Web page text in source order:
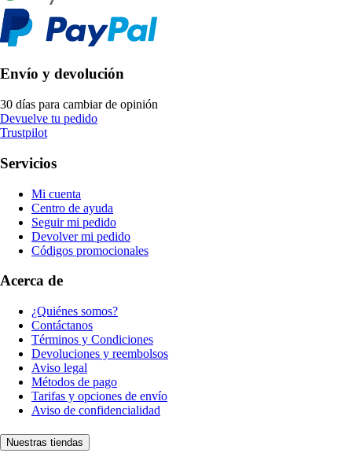
Envío y devolución
30 días para cambiar de opinión
Devuelve tu pedido
Trustpilot
Servicios
Mi cuenta
Centro de ayuda
Seguir mi pedido
Devolver mi pedido
Códigos promocionales
Acerca de
¿Quiénes somos?
Contáctanos
Términos y Condiciones
Devoluciones y reembolsos
Aviso legal
Métodos de pago
Tarifas y opciones de envío
Aviso de confidencialidad
Nuestras tiendas